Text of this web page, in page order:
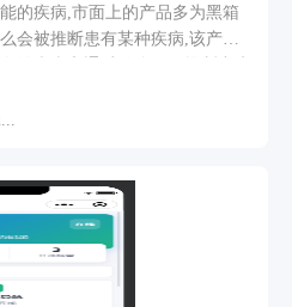
的疾病,市面上的产品多为黑箱
会被推断患有某种疾病,该产品
用户可以通过文字或者图片来询
,并且能够推测出宠物可能的疾病
和建议.